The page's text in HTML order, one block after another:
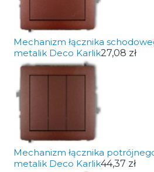
Mechanizm łącznika
metalik Deco Karlik27,08 zł
Mechanizm łącznika
metalik Deco Karlik44,37 zł